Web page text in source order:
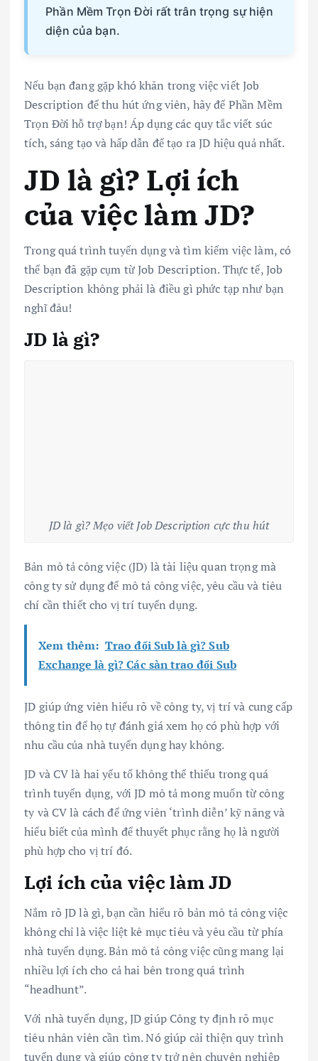
Phần Mềm Trọn Đời rất trân trọng sự hiện
diện của bạn.
Nếu bạn đang gặp khó khăn trong việc viết Job
Description để thu hút ứng viên, hãy để Phần Mềm
Trọn Đời hỗ trợ bạn! Áp dụng các quy tắc viết súc
tích, sáng tạo và hấp dẫn để tạo ra JD hiệu quả nhất.
JD là gì? Lợi ích
của việc làm JD?
Trong quá trình tuyển dụng và tìm kiếm việc làm, có
thể bạn đã gặp cụm từ Job Description. Thực tế, Job
Description không phải là điều gì phức tạp như bạn
nghĩ đâu!
JD là gì?
JD là gì? Mẹo viết Job Description cực thu hút
Bản mô tả công việc (JD) là tài liệu quan trọng mà
công ty sử dụng để mô tả công việc, yêu cầu và tiêu
chí cần thiết cho vị trí tuyển dụng.
Xem thêm: Trao đổi Sub là gì? Sub
Exchange là gì? Các sàn trao đổi Sub
JD giúp ứng viên hiểu rõ về công ty, vị trí và cung cấp
thông tin để họ tự đánh giá xem họ có phù hợp với
nhu cầu của nhà tuyển dụng hay không.
JD và CV là hai yếu tố không thể thiếu trong quá
trình tuyển dụng, với JD mô tả mong muốn từ công
ty và CV là cách để ứng viên ‘trình diễn’ kỹ năng và
hiểu biết của mình để thuyết phục rằng họ là người
phù hợp cho vị trí đó.
Lợi ích của việc làm JD
Nắm rõ JD là gì, bạn cần hiểu rõ bản mô tả công việc
không chỉ là việc liệt kê mục tiêu và yêu cầu từ phía
nhà tuyển dụng. Bản mô tả công việc cũng mang lại
nhiều lợi ích cho cả hai bên trong quá trình
“headhunt”.
Với nhà tuyển dụng, JD giúp Công ty định rõ mục
tiêu nhân viên cần tìm. Nó giúp cải thiện quy trình
tuyển dụng và giúp công ty trở nên chuyên nghiệp